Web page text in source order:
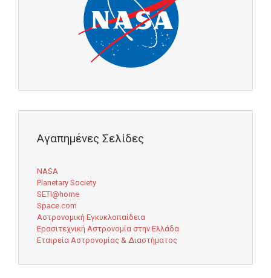
Αγαπημένες Σελίδες
NASA
Planetary Society
SETI@home
Space.com
Αστρονομική Εγκυκλοπαίδεια
Ερασιτεχνική Αστρονομία στην Ελλάδα
Εταιρεία Αστρονομίας & Διαστήματος